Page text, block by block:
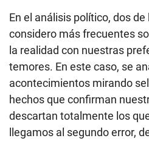
En el análisis político, dos
considero más frecuentes
la realidad con nuestras
temores. En este caso, se
acontecimientos mirando
hechos que confirman
descartan totalmente los
llegamos al segundo error,